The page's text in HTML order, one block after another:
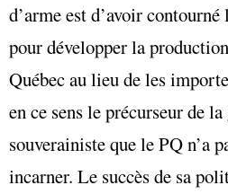
d’arme est d’avoir
pour développer la
Québec au lieu de les
en ce sens le précurseur de
souverainiste que le PQ n’a
incarner. Le succès de sa